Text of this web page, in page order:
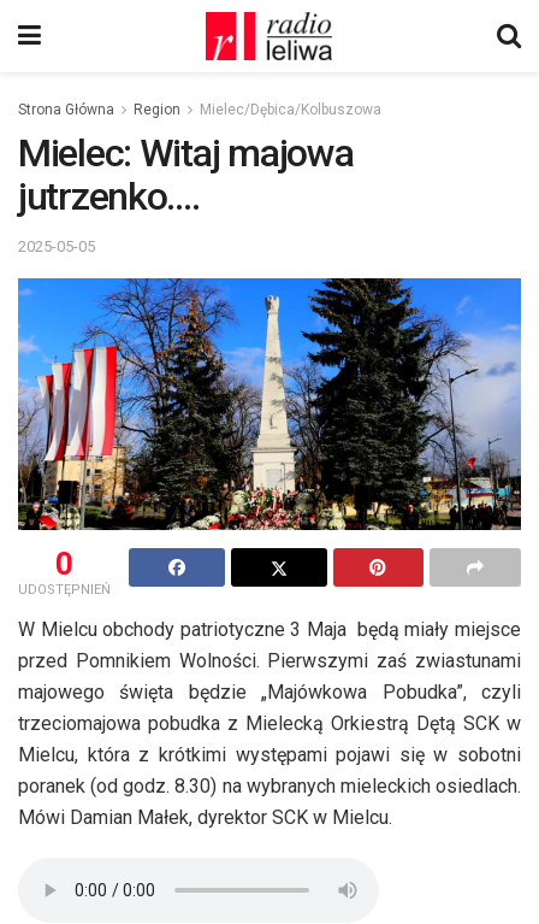
Strona Główna Region Mielec/Dębica/Kolbuszowa
Mielec: Witaj majowa
jutrzenko….
2025-05-05
0
UDOSTĘPNIEŃ
W Mielcu obchody patriotyczne 3 Maja będą miały miejsce
przed Pomnikiem Wolności. Pierwszymi zaś zwiastunami
majowego święta będzie „Majówkowa Pobudka”, czyli
trzeciomajowa pobudka z Mielecką Orkiestrą Dętą SCK w
Mielcu, która z krótkimi występami pojawi się w sobotni
poranek (od godz. 8.30) na wybranych mieleckich osiedlach.
Mówi Damian Małek, dyrektor SCK w Mielcu.